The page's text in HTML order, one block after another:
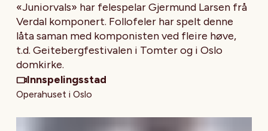
«Juniorvals» har felespelar Gjermund Larsen frå
Verdal komponert. Follofeler har spelt denne
låta saman med komponisten ved fleire høve,
t.d. Geitebergfestivalen i Tomter og i Oslo
domkirke.
Innspelingsstad
Operahuset i Oslo